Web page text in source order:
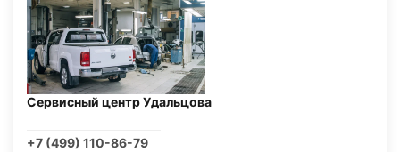
Сервисный центр Удальцова
+7 (499) 110-86-79